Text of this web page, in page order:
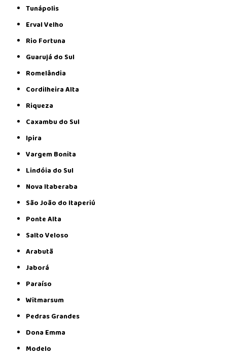
Tunápolis
Erval Velho
Rio Fortuna
Guarujá do Sul
Romelândia
Cordilheira Alta
Riqueza
Caxambu do Sul
Ipira
Vargem Bonita
Lindóia do Sul
Nova Itaberaba
São João do Itaperiú
Ponte Alta
Salto Veloso
Arabutã
Jaborá
Paraíso
Witmarsum
Pedras Grandes
Dona Emma
Modelo